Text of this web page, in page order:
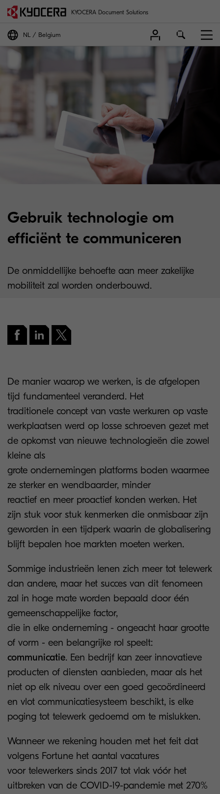
KYOCERA Document Solutions
NL Belgium
Gebruik technologie om
efficiënt te communiceren
De onmiddellijke behoefte aan meer zakelijke
mobiliteit zal worden onderbouwd.
De manier waarop we werken, is de afgelopen
tijd fundamenteel veranderd. Het
traditionele concept van vaste werkuren op vaste
werkplaatsen werd op losse schroeven gezet met
de opkomst van nieuwe technologieën die zowel
kleine als
grote ondernemingen platforms boden waarmee
ze sterker en wendbaarder, minder
reactief en meer proactief konden werken. Het
zijn stuk voor stuk kenmerken die onmisbaar zijn
geworden in een tijdperk waarin de globalisering
blijft bepalen hoe markten moeten werken.
Sommige industrieën lenen zich meer tot telewerk
dan andere, maar het succes van dit fenomeen
zal in hoge mate worden bepaald door één
gemeenschappelijke factor,
die in elke onderneming - ongeacht haar grootte
of vorm - een belangrijke rol speelt:
communicatie. Een bedrijf kan zeer innovatieve
producten of diensten aanbieden, maar als het
niet op elk niveau over een goed gecoördineerd
en vlot communicatiesysteem beschikt, is elke
poging tot telewerk gedoemd om te mislukken.
Wanneer we rekening houden met het feit dat
volgens Fortune het aantal vacatures
voor telewerkers sinds 2017 tot vlak vóór het
uitbreken van de COVID-19-pandemie met 270%